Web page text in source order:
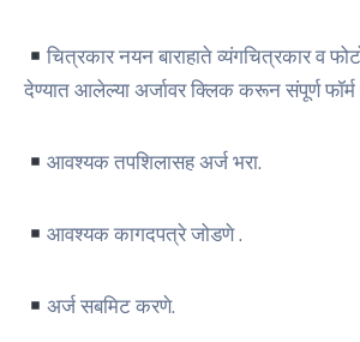
चित्रकार नयन बाराहाते व्यंगचित्रकार व
देण्यात आलेल्या अर्जावर क्लिक करून संपूर्ण
आवश्यक तपशिलासह अर्ज भरा.
आवश्यक कागदपत्रे जोडणे .
अर्ज सबमिट करणे.